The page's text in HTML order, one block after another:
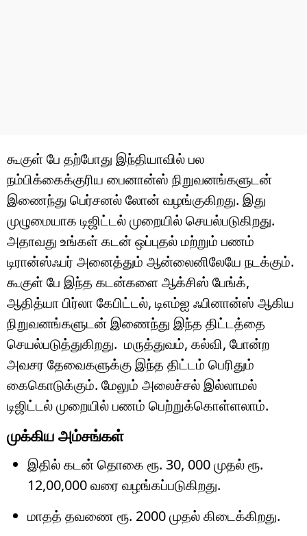
கூகுள் பே தற்போது இந்தியாவில் பல
நம்பிக்கைக்குரிய பைனான்ஸ் நிறுவனங்களுடன்
இணைந்து பெர்சனல் லோன் வழங்குகிறது. இது
முழுமையாக டிஜிட்டல் முறையில் செயல்படுகிறது.
அதாவது உங்கள் கடன் ஒப்புதல் மற்றும் பணம்
டிரான்ஸ்ஃபர் அனைத்தும் ஆன்லைனிலேயே நடக்கும்.
கூகுள் பே இந்த கடன்களை ஆக்சிஸ் பேங்க்,
ஆதித்யா பிர்லா கேபிட்டல், டிஎம்ஐ ஃபினான்ஸ் ஆகிய
நிறுவனங்களுடன் இணைந்து இந்த திட்டத்தை
செயல்படுத்துகிறது. மருத்துவம், கல்வி, போன்ற
அவசர தேவைகளுக்கு இந்த திட்டம் பெரிதும்
கைகொடுக்கும். மேலும் அலைச்சல் இல்லாமல்
டிஜிட்டல் முறையில் பணம் பெற்றுக்கொள்ளலாம்.
முக்கிய அம்சங்கள்
இதில் கடன் தொகை ரூ. 30, 000 முதல் ரூ.
12,00,000 வரை வழங்கப்படுகிறது.
மாதத் தவணை ரூ. 2000 முதல் கிடைக்கிறது.